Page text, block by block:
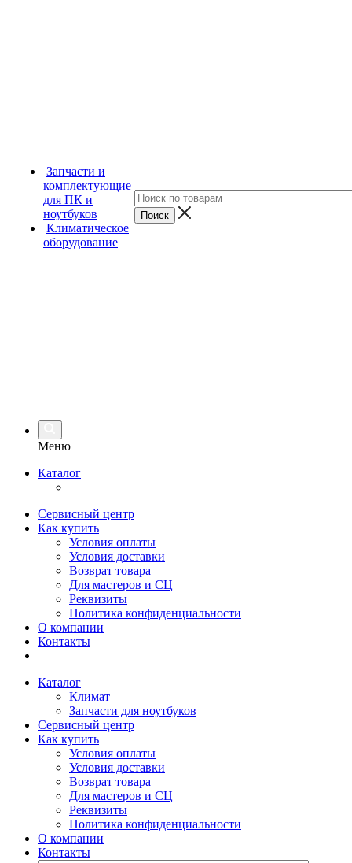
Запчасти и
комплектующие
для ПК и
ноутбуков
Климатическое
оборудование
Меню
Каталог
Сервисный центр
Как купить
Условия оплаты
Условия доставки
Возврат товара
Для мастеров и СЦ
Реквизиты
Политика конфиденциальности
О компании
Контакты
Каталог
Климат
Запчасти для ноутбуков
Сервисный центр
Как купить
Условия оплаты
Условия доставки
Возврат товара
Для мастеров и СЦ
Реквизиты
Политика конфиденциальности
О компании
Контакты